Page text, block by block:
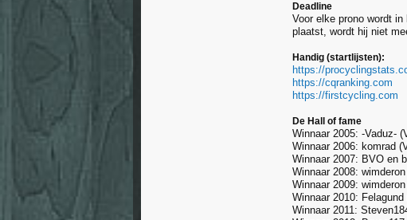
Deadline
Voor elke prono wordt
plaatst, wordt hij niet
Handig (startlijsten):
https://
https://cqranking.com
https://firstcycling.com
De Hall of fame
Winnaar 2005: -Vaduz-
Winnaar 2006: komrad
Winnaar 2007: BVO en
Winnaar 2008:
Winnaar 2009:
Winnaar 2010:
Winnaar 2011: